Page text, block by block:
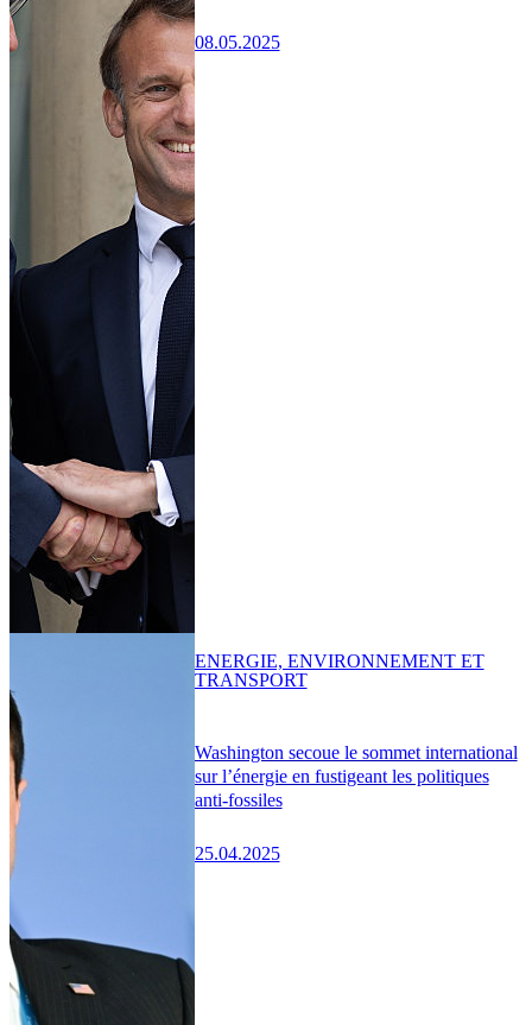
08.05.2025
Washington secoue le sommet international
sur l’énergie en fustigeant les politiques
anti-fossiles
25.04.2025
ENERGIE, ENVIRONNEMENT ET
TRANSPORT